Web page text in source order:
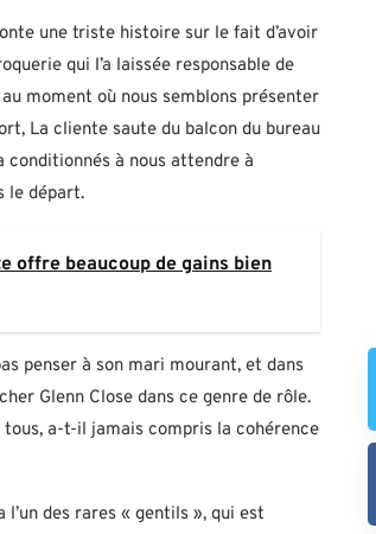
une triste histoire sur le fait d’avoir
qui l’a laissée responsable de
moment où nous semblons présenter
La cliente saute du balcon du bureau
conditionnés à nous attendre à
le départ.
offre beaucoup de gains bien
penser à son mari mourant, et dans
Glenn Close dans ce genre de rôle.
tous, a-t-il jamais compris la cohérence
des rares « gentils », qui est